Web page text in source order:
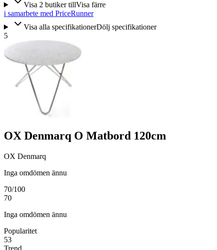
Visa 2 butiker tillVisa färre
i samarbete med PriceRunner
Visa alla specifikationerDölj specifikationer
5
OX Denmarq O Matbord 120cm
OX Denmarq
Inga omdömen ännu
70/100
70
Inga omdömen ännu
Popularitet
53
Trend